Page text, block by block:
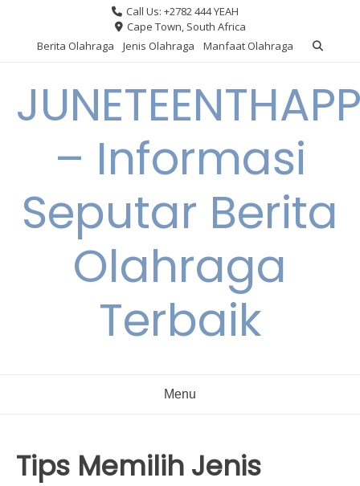
content
Call Us: +2782 444 YEAH
Cape Town, South Africa
Berita Olahraga
Jenis Olahraga Manfaat Olahraga
– Informasi
Seputar Berita
Olahraga
Terbaik
Menu
Tips Memilih Jenis